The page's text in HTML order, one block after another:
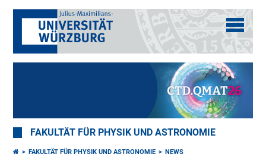
FAKULTÄT FÜR PHYSIK UND ASTRONOMIE
FAKULTÄT FÜR PHYSIK UND ASTRONOMIE
NEWS